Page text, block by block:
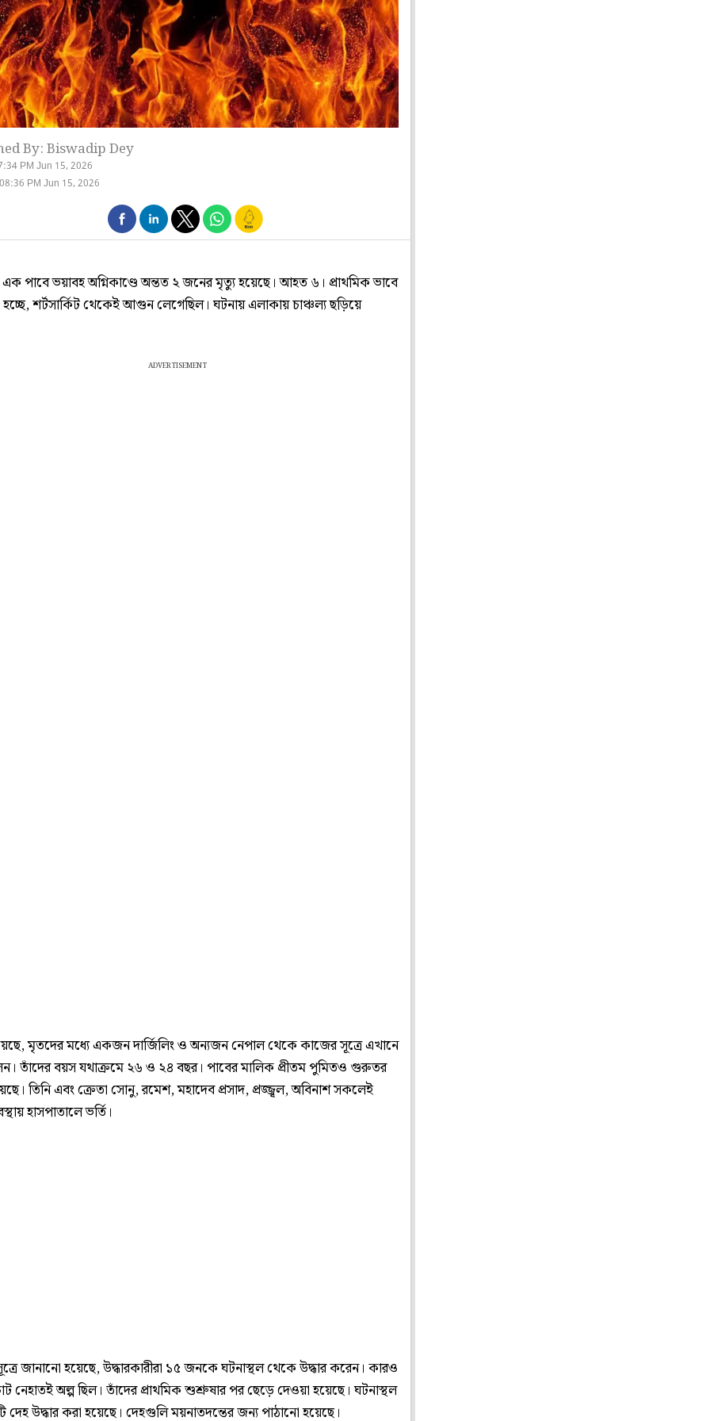
By: Biswadip Dey
PM Jun 15, 2026
PM Jun 15, 2026
পাবে ভয়াবহ অগ্নিকাণ্ডে অন্তত ২ জনের মৃত্যু হয়েছে। আহত ৬। প্রাথমিক ভাবে
শর্টসার্কিট থেকেই আগুন লেগেছিল। ঘটনায় এলাকায় চাঞ্চল্য ছড়িয়ে
ADVERTISEMENT
মৃতদের মধ্যে একজন দার্জিলিং ও অন্যজন নেপাল থেকে কাজের সূত্রে এখানে
তাঁদের বয়স যথাক্রমে ২৬ ও ২৪ বছর। পাবের মালিক প্রীতম পুমিতও গুরুতর
তিনি এবং ক্রেতা সোনু, রমেশ, মহাদেব প্রসাদ, প্রজ্জ্বল, অবিনাশ সকলেই
হাসপাতালে ভর্তি।
জানানো হয়েছে, উদ্ধারকারীরা ১৫ জনকে ঘটনাস্থল থেকে উদ্ধার করেন। কারও
নেহাতই অল্প ছিল। তাঁদের প্রাথমিক শুশ্রুষার পর ছেড়ে দেওয়া হয়েছে। ঘটনাস্থল
দেহ উদ্ধার করা হয়েছে। দেহগুলি ময়নাতদন্তের জন্য পাঠানো হয়েছে।